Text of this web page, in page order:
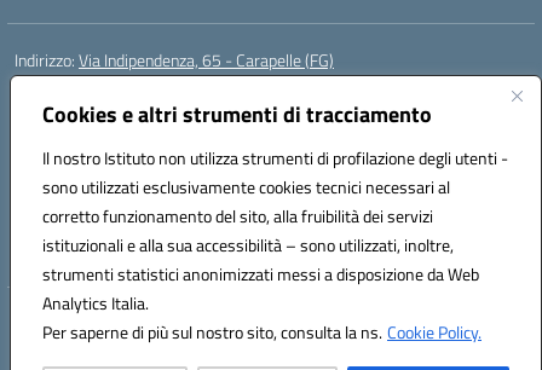
Cookies e altri strumenti di tracciamento
Il nostro Istituto non utilizza strumenti di profilazione degli utenti -
sono utilizzati esclusivamente cookies tecnici necessari al
corretto funzionamento del sito, alla fruibilità dei servizi
istituzionali e alla sua accessibilità – sono utilizzati, inoltre,
strumenti statistici anonimizzati messi a disposizione da Web
Analytics Italia.
Per saperne di più sul nostro sito, consulta la ns.Cookie Policy.
Indirizzo:Via Indipendenza, 65 - Carapelle (FG)
Centralino:
Posta elettronica certificata (PEC):fgic822001@pec.istruzione.it
Codice fiscale: 90015720718
Codice meccanografico:FGIC822001
Codice Indice delle Pubbliche Amministrazioni (IPA): istsc_fgic822001
Codice unico di fatturazione (CUF): UFSLF2
Hosting & Powered by 3D Solution S.r.l.
Concept & Design by Designers Italia